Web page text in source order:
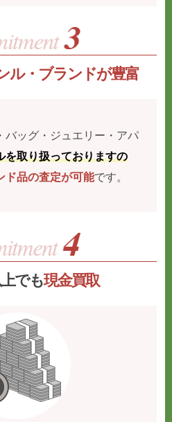
ル・ブランドが豊富
バッグ・ジュエリー・アパ
を取り扱っておりますの
ド品の査定が可能です。
上でも現金買取